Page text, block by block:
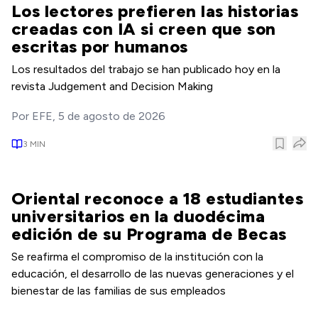
Los lectores prefieren las historias
creadas con IA si creen que son
escritas por humanos
Los resultados del trabajo se han publicado hoy en la
revista Judgement and Decision Making
Por EFE, 5 de agosto de 2026
3 MIN
Oriental reconoce a 18 estudiantes
universitarios en la duodécima
edición de su Programa de Becas
Se reafirma el compromiso de la institución con la
educación, el desarrollo de las nuevas generaciones y el
bienestar de las familias de sus empleados